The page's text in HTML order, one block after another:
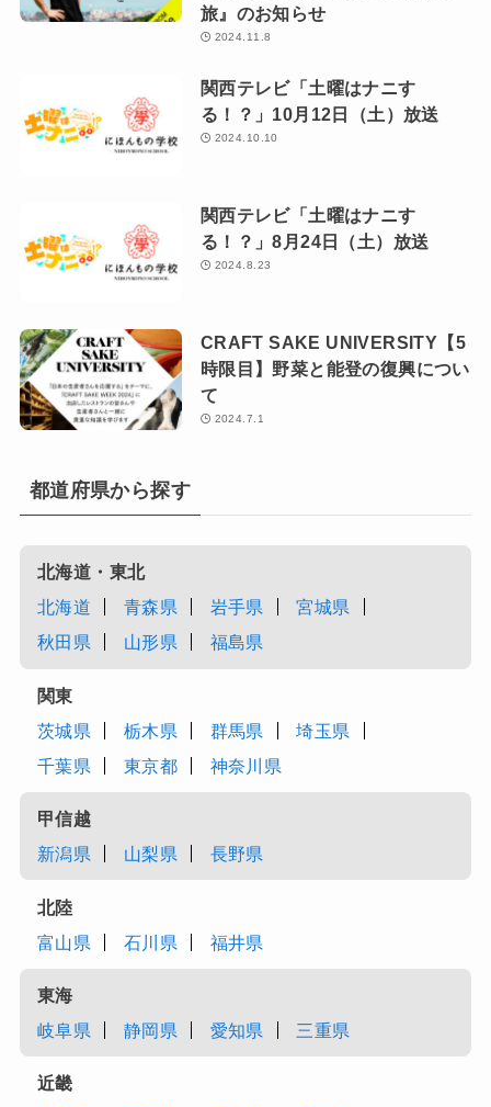
旅』のお知らせ
2024.11.8
関西テレビ「土曜はナニす
る！？」10月12日（土）放送
2024.10.10
関西テレビ「土曜はナニす
る！？」8月24日（土）放送
2024.8.23
CRAFT SAKE UNIVERSITY【5
時限目】野菜と能登の復興につい
て
2024.7.1
都道府県から探す
北海道・東北
北海道
青森県 岩手県
宮城県
秋田県
山形県 福島県
関東
茨城県
栃木県 群馬県
埼玉県
千葉県
東京都 神奈川県
甲信越
新潟県
山梨県 長野県
北陸
富山県
石川県 福井県
東海
岐阜県
静岡県 愛知県 三重県
近畿